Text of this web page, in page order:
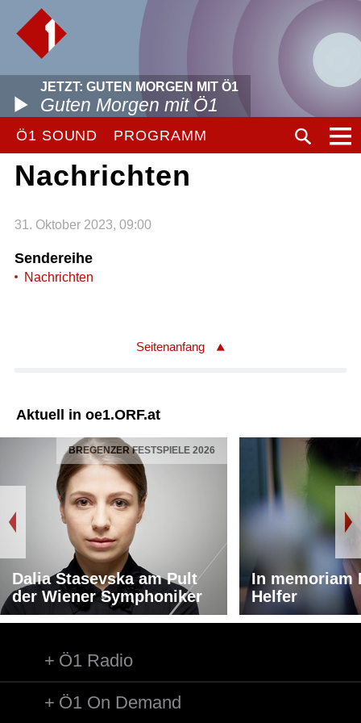
JETZT: GUTEN MORGEN MIT Ö1
Guten Morgen mit Ö1
Ö1 SOUND PROGRAMM
Nachrichten
31. Oktober 2023, 09:00
Sendereihe
Nachrichten
Seitenanfang
Aktuell in oe1.ORF.at
BREGENZER FESTSPIELE 2026
Dalia Stasevska am Pult
der Wiener Symphoniker
In memoriam
Helfer
Ö1 Radio
Ö1 On Demand